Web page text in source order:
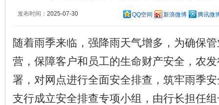
发布时间： 2025-07-30 QQ空间 新浪微博 腾讯微
随着雨季来临，强降雨天气增多，为确保
营，保障客户和员工的生命财产安全，农
署，对网点进行全面安全排查，筑牢雨季安
支行成立安全排查专项小组，由行长担任